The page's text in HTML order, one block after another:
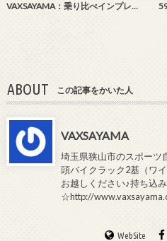
VAXSAYAMA：乗り比べインプレ…
ABOUT この記事をかいた人
VAXSAYAMA
埼玉県狭山市のスポーツ
頭バイクラック2基（ワ
お越しください♪持ち込
☆http://
WebSite